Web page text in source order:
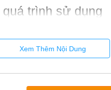
trình sử dụng
động một cách ổn định và
nhẹ tác động khi đóng
rượu được bảo quản trong tủ
hương vị của rượu vang
Xem Thêm Nội Dung